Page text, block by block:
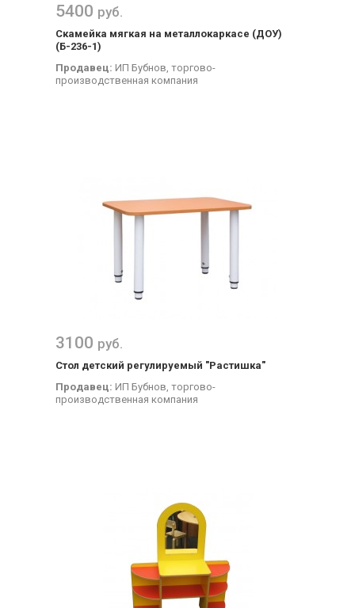
5400 руб.
Скамейка мягкая на металлокаркасе (ДОУ)
(Б-236-1)
Продавец: ИП Бубнов, торгово-
производственная компания
3100 руб.
Стол детский регулируемый "Растишка"
Продавец: ИП Бубнов, торгово-
производственная компания